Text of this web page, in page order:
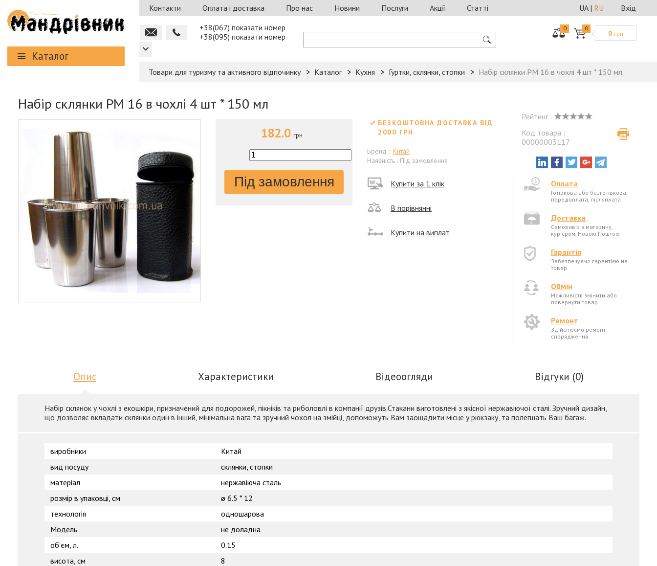
Каталог
Контакти Оплата і доставка Про нас Новини Послуги Акції Статті Вхід
UA| RU
+38(067) показати номер
+38(095) показати номер
0 0
0 грн
Товари для туризму та активного відпочинку Каталог Кухня Гуртки, склянки, стопки Набір склянки РМ 16 в чохлі 4 шт * 150 мл
Набір склянки РМ 16 в чохлі 4 шт * 150 мл
Рейтинг :
Код товара :
00000003117
Оплата
Готівкова або безготівкова,
передоплата, післяплата
Доставка
Самовивіз з магазину,
кур'єром, Новою Поштою
Гарантія
Забезпечуємо гарантією на
товар
Обмін
Можливість змінити або
повернути товар
Ремонт
Здійснюємо ремонт
спорядження
БЕЗКОШТОВНА ДОСТАВКА ВІД
2000 ГРН
Бренд : Китай
Наявність : Під замовлення
182.0 грн
Під замовлення Купити за 1 клік
В порівнянні
Купити на виплат
Опис Характеристики Відеоогляди Відгуки (0)
Набір склянок у чохлі з екошкіри, призначений для подорожей, пікніків та риболовлі в компанії друзів.Стакани виготовлені з якісної нержавіючої сталі. Зручний дизайн,
що дозволяє вкладати склянки один в інший, мінімальна вага та зручний чохол на змійці, допоможуть Вам заощадити місце у рюкзаку, та полегшать Ваш багаж.
виробники
Китай
вид посуду
склянки, стопки
матеріал
нержавіюча сталь
розмір в упаковці, см
ø 6.5 * 12
технологія
одношарова
Модель
не доладна
об'єм, л.
0.15
висота, см
8